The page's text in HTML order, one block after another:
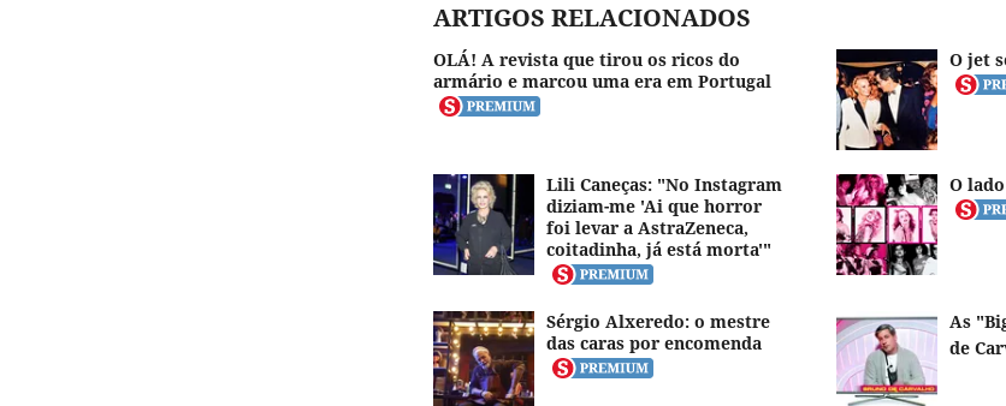
ARTIGOS RELACIONADOS
OLÁ! A revista que tirou os ricos do
armário e marcou uma era em Portugal
O jet
Lili Caneças: "No Instagram
diziam-me 'Ai que horror
foi levar a AstraZeneca,
coitadinha, já está morta'"
O
Sérgio Alxeredo: o mestre
das caras por encomenda
As
de